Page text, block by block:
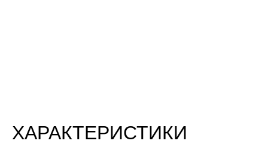
ХАРАКТЕРИСТИКИ